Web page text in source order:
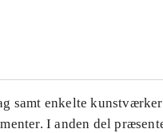
samt enkelte
I anden del